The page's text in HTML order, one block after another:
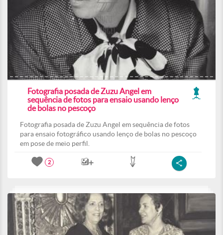
Fotografia posada de Zuzu Angel em
sequência de fotos para ensaio usando lenço
de bolas no pescoço
Fotografia posada de Zuzu Angel em sequência de fotos
para ensaio fotográfico usando lenço de bolas no pescoço
em pose de meio perfil.
2